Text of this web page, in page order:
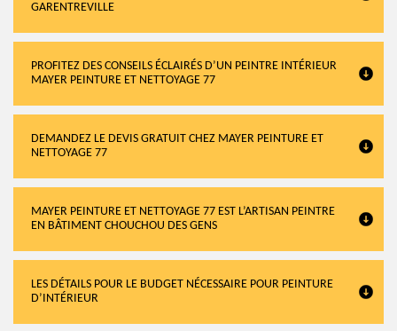
GARENTREVILLE
PROFITEZ DES CONSEILS ÉCLAIRÉS D’UN PEINTRE INTÉRIEUR
MAYER PEINTURE ET NETTOYAGE 77
DEMANDEZ LE DEVIS GRATUIT CHEZ MAYER PEINTURE ET
NETTOYAGE 77
MAYER PEINTURE ET NETTOYAGE 77 EST L’ARTISAN PEINTRE
EN BÂTIMENT CHOUCHOU DES GENS
LES DÉTAILS POUR LE BUDGET NÉCESSAIRE POUR PEINTURE
D’INTÉRIEUR